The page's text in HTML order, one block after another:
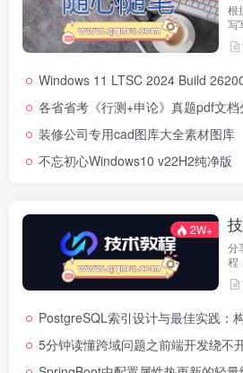
根
写
Windows 11 LTSC 2024 Build
各省省考《行测+申论》真题pdf文档
装修公司专用cad图库大全素材图库
不忘初心Windows10 v22H2纯净版
2W+
分
程
以
配
PostgreSQL索引设计与最佳实践：构建高性能
5分钟读懂跨域问题之前端开发绕不开的“